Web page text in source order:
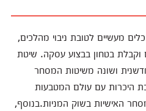
מעשיים לטובת ניבוי מהלכים,
וקבלת בטחון בבצוע עסקה. שיטת
ושונה משיטות המסחר
היכרות עם עולם המטבעות
האישיות בשוק המניות.בנוסף,